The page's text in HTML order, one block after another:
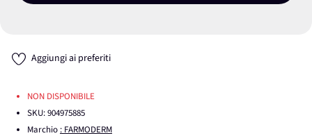
Aggiungi ai preferiti
NON DISPONIBILE
SKU:904975885
Marchio : FARMODERM